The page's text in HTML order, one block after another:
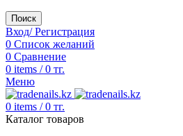
Поиск
Вход/ Регистрация
0 Список желаний
0 Сравнение
0 items / 0 тг.
Меню
0 items / 0 тг.
Каталог товаров